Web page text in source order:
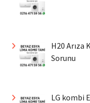
H20 Arıza
Sorunu
LG kombi